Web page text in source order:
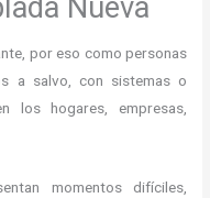
Nueva
por eso como personas
a salvo, con sistemas o
los hogares, empresas,
momentos difíciles,